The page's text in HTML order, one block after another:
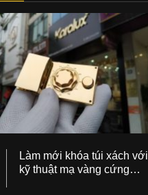
Làm mới khóa túi xách với
kỹ thuật mạ vàng cứng…